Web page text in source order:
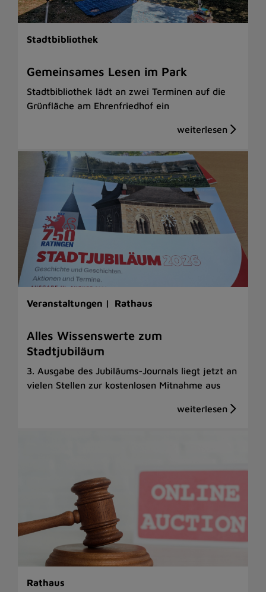
Stadtbibliothek
Gemeinsames Lesen im Park
Stadtbibliothek lädt an zwei Terminen auf die
Grünfläche am Ehrenfriedhof ein
Veranstaltungen | Rathaus
Alles Wissenswerte zum
Stadtjubiläum
3. Ausgabe des Jubiläums-Journals liegt jetzt an
vielen Stellen zur kostenlosen Mitnahme aus
Rathaus